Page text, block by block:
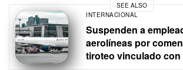
SEE ALSO
INTERNACIONAL
Suspenden a
aerolíneas por
tiroteo vinculado